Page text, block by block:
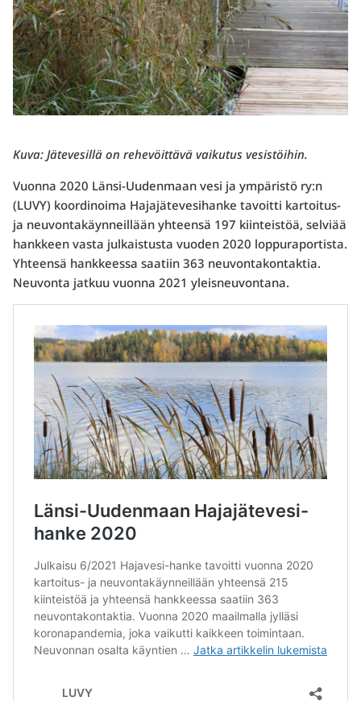
Kuva: Jätevesillä on rehevöittävä vaikutus vesistöihin.
Vuonna 2020 Länsi-Uudenmaan vesi ja ympäristö ry:n
(LUVY) koordinoima Hajajätevesihanke tavoitti kartoitus-
ja neuvontakäynneillään yhteensä 197 kiinteistöä, selviää
hankkeen vasta julkaistusta vuoden 2020 loppuraportista.
Yhteensä hankkeessa saatiin 363 neuvontakontaktia.
Neuvonta jatkuu vuonna 2021 yleisneuvontana.